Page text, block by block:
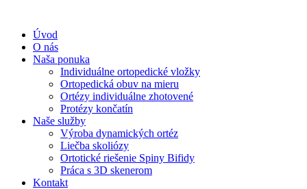
Úvod
O nás
Naša ponuka
Individuálne ortopedické vložky
Ortopedická obuv na mieru
Ortézy individuálne zhotovené
Protézy končatín
Naše služby
Výroba dynamických ortéz
Liečba skoliózy
Ortotické riešenie Spiny Bifidy
Práca s 3D skenerom
Kontakt